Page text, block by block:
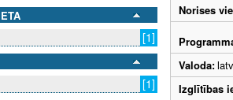
[1]
[1]
Norises
Valoda:
Izglītības